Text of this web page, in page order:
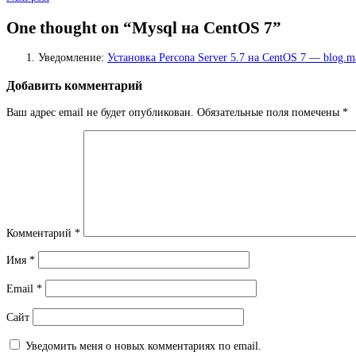
navigation
One thought on “Mysql на CentOS 7”
Уведомление: Установка Percona Server 5.7 на CentOS 7 —
Добавить комментарий
Ваш адрес email не будет опубликован. Обязательные поля помечены *
Комментарий *
Имя *
Email *
Сайт
Уведомить меня о новых комментариях по email.